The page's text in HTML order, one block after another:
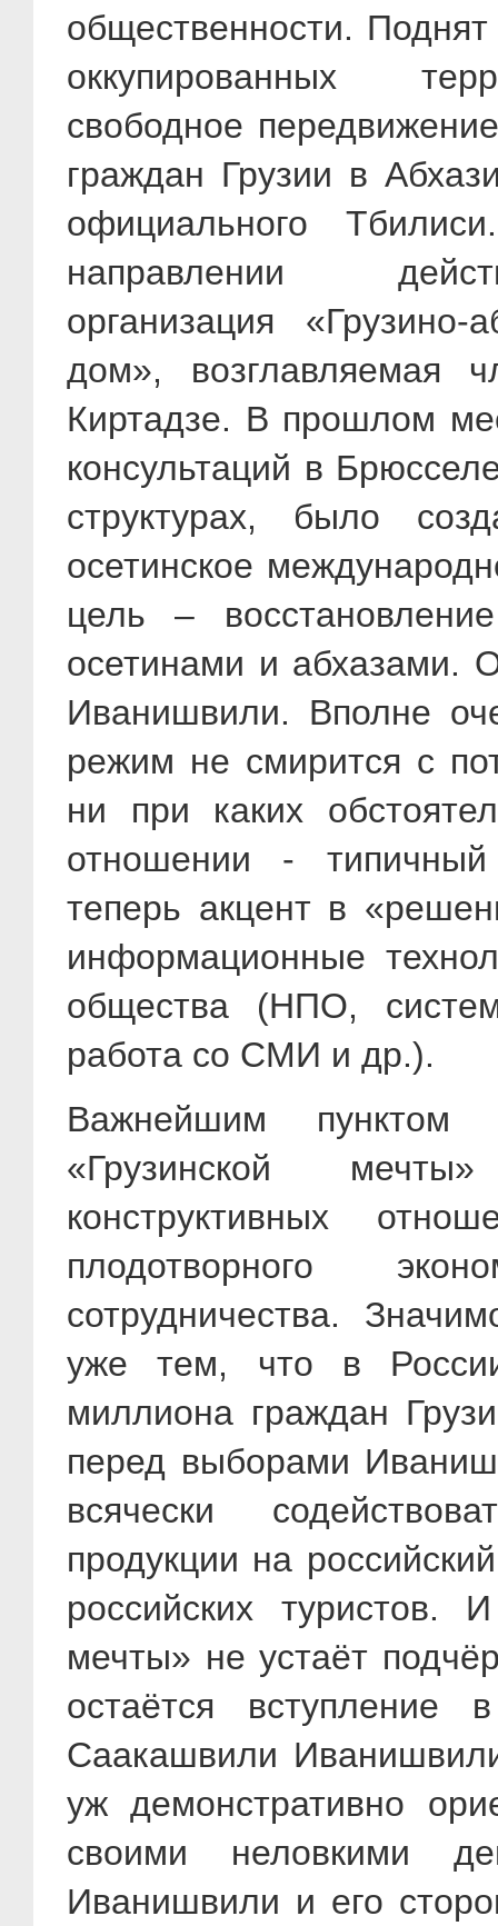
общественности.
оккупированных
свободное
граждан Грузии в
официального
направлении
организация «Грузино-
дом», возглавляемая
Киртадзе. В прошлом
консультаций в
структурах, было
осетинское
цель –
осетинами и абхазами.
Иванишвили. Вполне
режим не смирится с
ни при каких
отношении - типичный
теперь акцент в
информационные
общества (НПО,
работа со СМИ и др.).
Важнейшим пунктом
«Грузинской
конструктивных
плодотворного
сотрудничества.
уже тем, что в
миллиона граждан
перед выборами
всячески
продукции на
российских туристов.
мечты» не устаёт
остаётся
Саакашвили
уж демонстративно
своими неловкими
Иванишвили и его